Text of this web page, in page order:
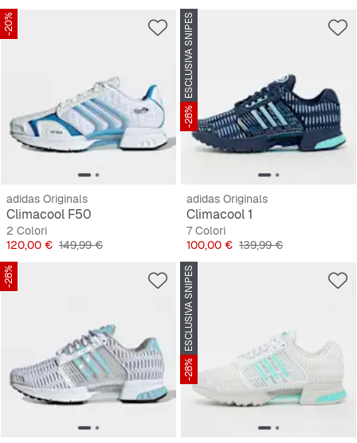
-20%
adidas Originals
Climacool F50
2 Colori
Prezzo
120,00 € Prezzo originale
149,99 €
ESCLUSIVA SNIPES
-28%
adidas Originals
Climacool 1
7 Colori
Prezzo
100,00 € Prezzo originale
139,99 €
-28% ESCLUSIVA SNIPES
-28%